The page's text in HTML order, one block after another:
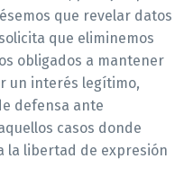
que revelar datos
que eliminemos
obligados a mantener
un interés legítimo,
defensa ante
casos donde
la libertad de expresión